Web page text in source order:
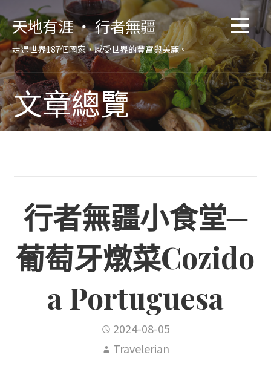
至
主
要
內
容
天地有涯 ‧ 行者無疆
走過世界187個國家，感受世界的豐富與美麗。
文章總覽
行者無疆小食堂─
葡萄牙燉菜Cozido
a Portuguesa
2024-08-05
Travelerian